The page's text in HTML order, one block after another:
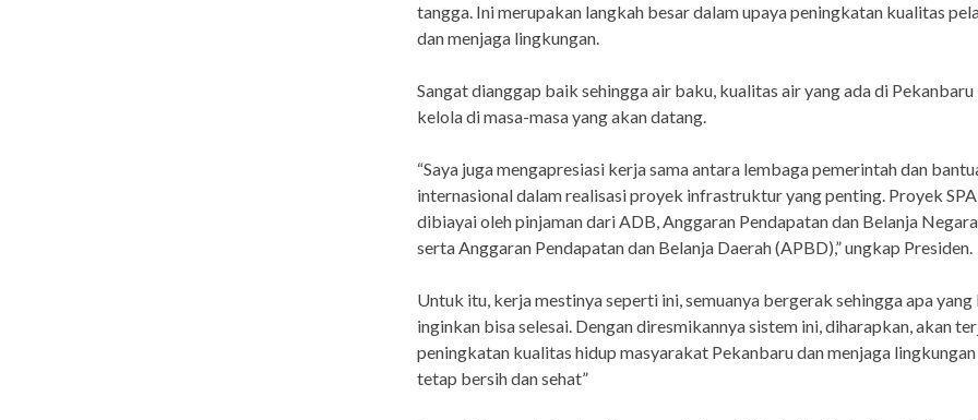
tangga. Ini merupakan langkah besar dalam upaya peningkatan kualitas
dan menjaga lingkungan.
Sangat dianggap baik sehingga air baku, kualitas air yang ada di
kelola di masa-masa yang akan datang.
“Saya juga mengapresiasi kerja sama antara lembaga pemerintah dan
internasional dalam realisasi proyek infrastruktur yang penting. Proyek
dibiayai oleh pinjaman dari ADB, Anggaran Pendapatan dan Belanja
serta Anggaran Pendapatan dan Belanja Daerah (APBD),” ungkap Presiden.
Untuk itu, kerja mestinya seperti ini, semuanya bergerak sehingga apa
inginkan bisa selesai. Dengan diresmikannya sistem ini, diharapkan, akan
peningkatan kualitas hidup masyarakat Pekanbaru dan menjaga
tetap bersih dan sehat”